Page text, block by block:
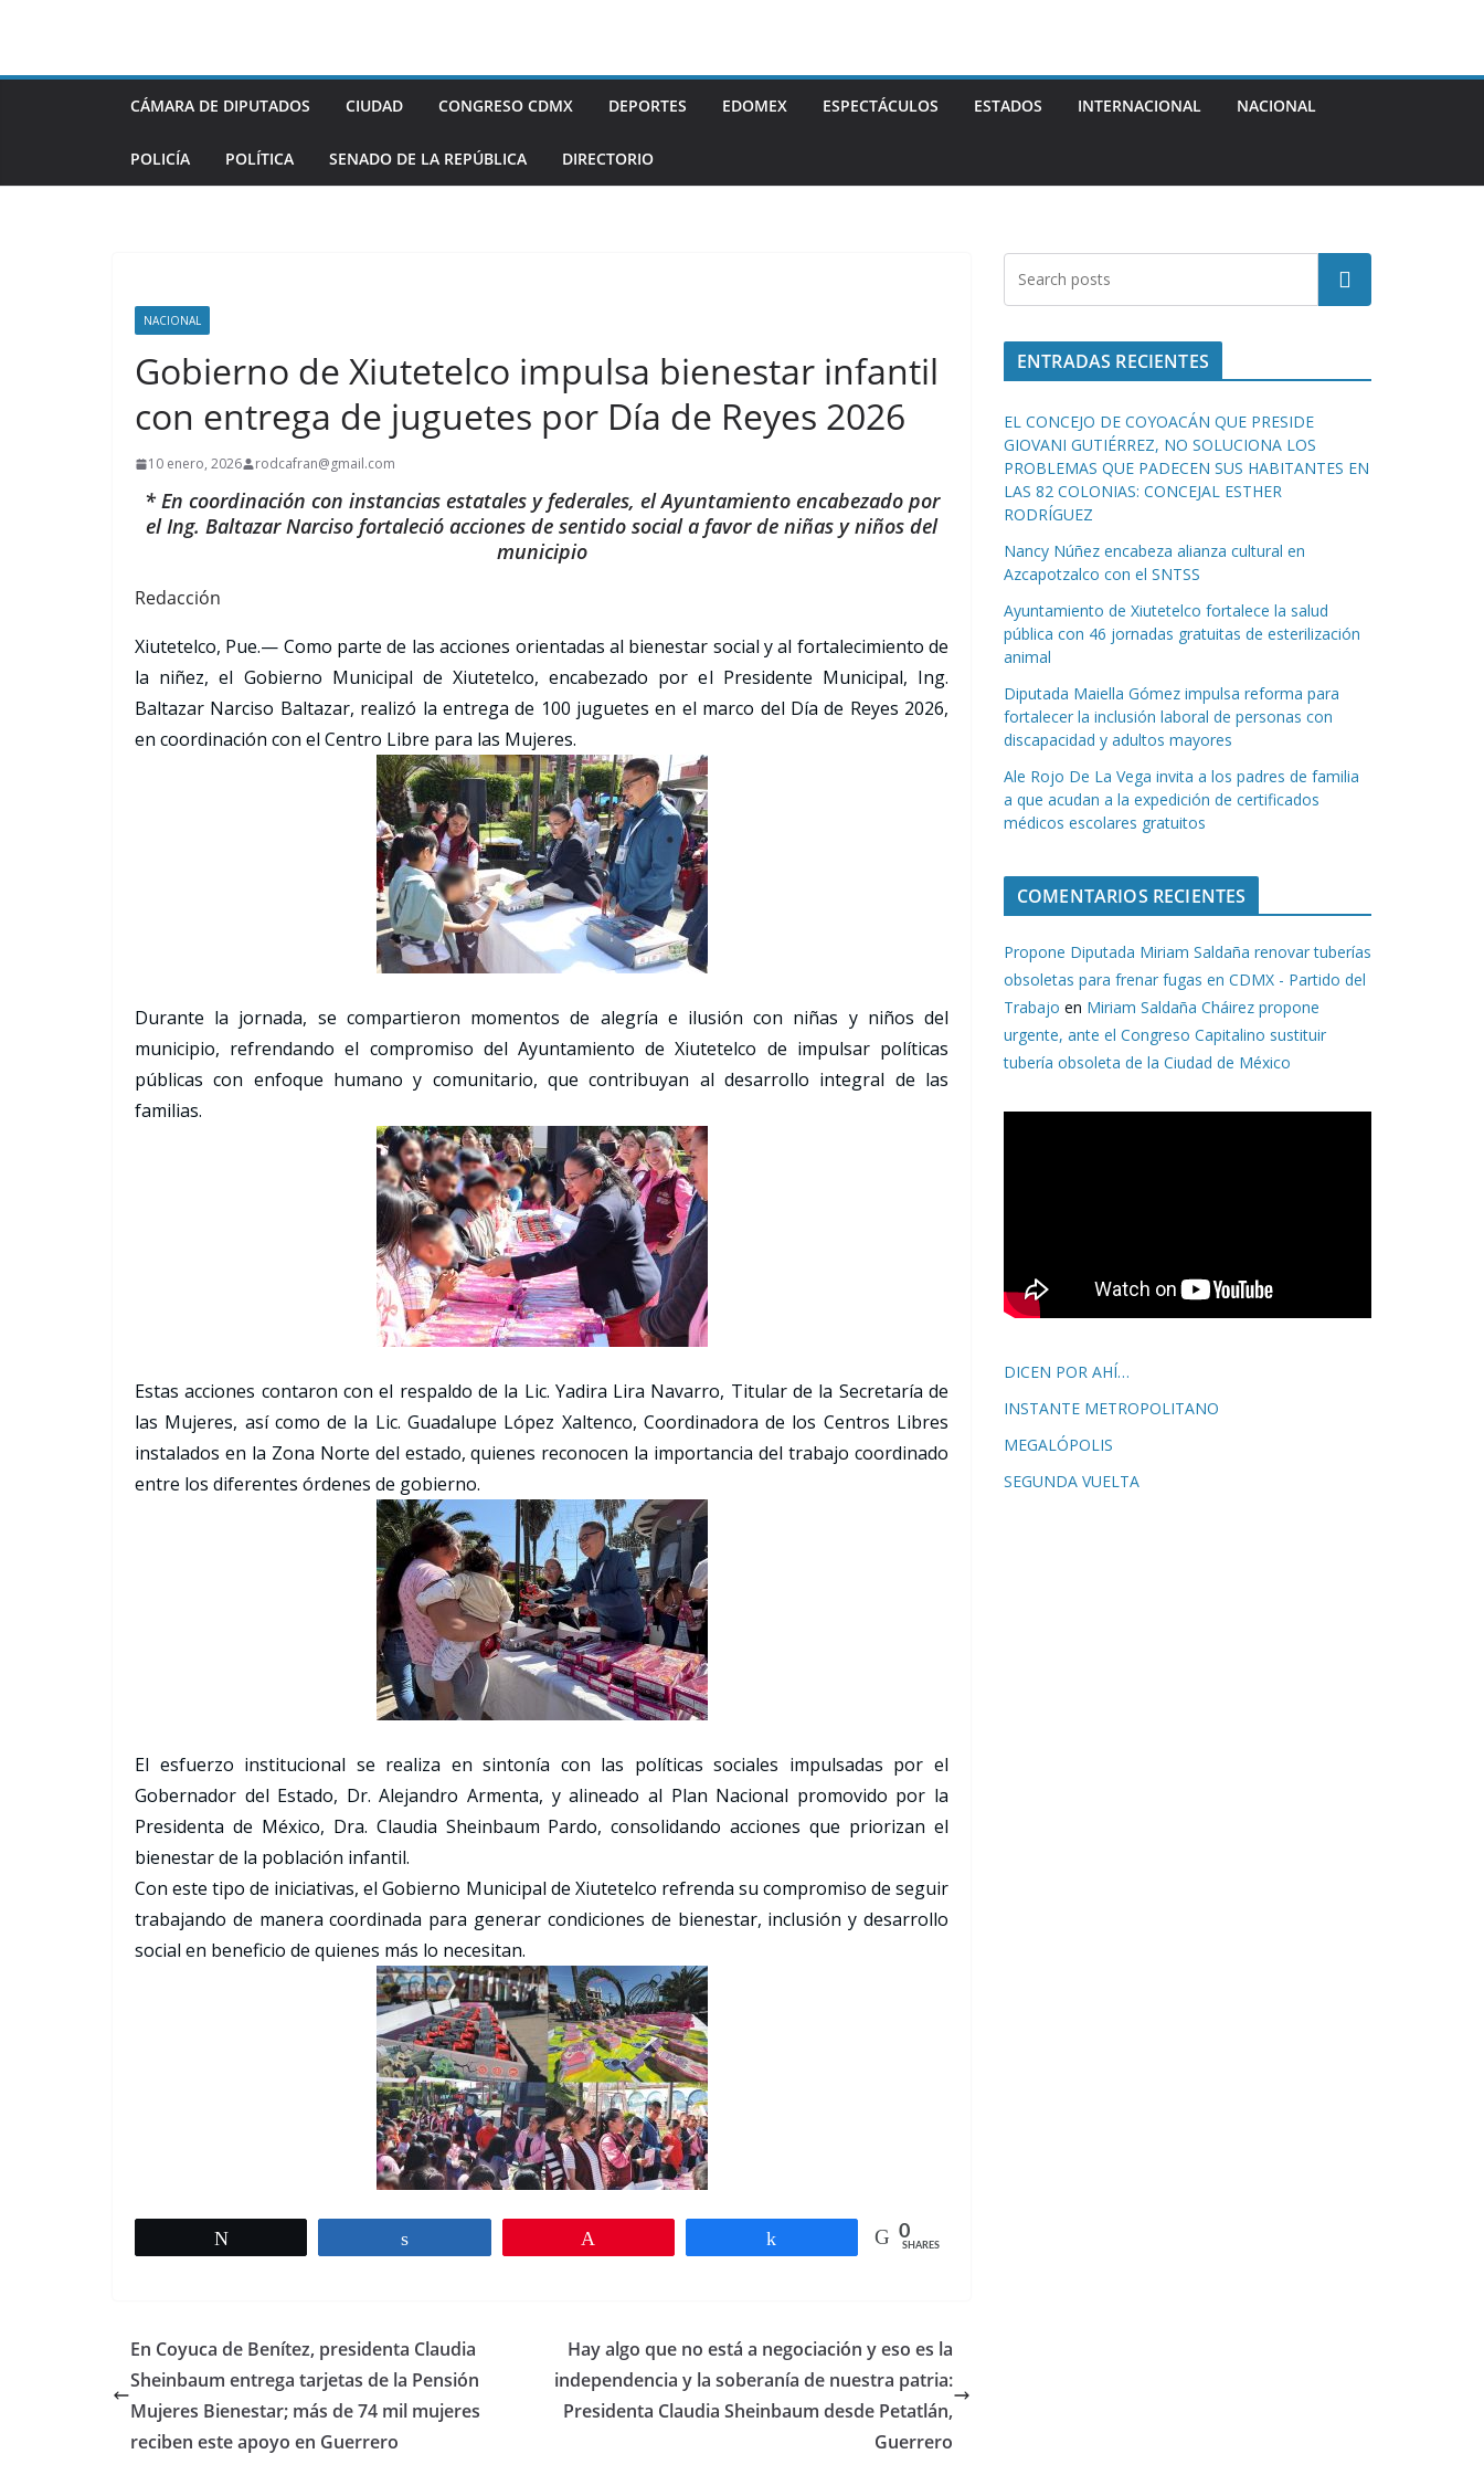
contenido
CÁMARA DE DIPUTADOS CIUDAD CONGRESO CDMX DEPORTES EDOMEX ESPECTÁCULOS ESTADOS INTERNACIONAL NACIONAL
POLICÍA POLÍTICA SENADO DE LA REPÚBLICA DIRECTORIO
NACIONAL
Gobierno de Xiutetelco impulsa bienestar infantil
con entrega de juguetes por Día de Reyes 2026
10 enero, 2026 rodcafran@gmail.com
* En coordinación con instancias estatales y federales, el Ayuntamiento encabezado por
el Ing. Baltazar Narciso fortaleció acciones de sentido social a favor de niñas y niños del
municipio
Redacción
Xiutetelco, Pue.— Como parte de las acciones orientadas al bienestar social y al fortalecimiento de
la niñez, el Gobierno Municipal de Xiutetelco, encabezado por el Presidente Municipal, Ing.
Baltazar Narciso Baltazar, realizó la entrega de 100 juguetes en el marco del Día de Reyes 2026,
en coordinación con el Centro Libre para las Mujeres.
Durante la jornada, se compartieron momentos de alegría e ilusión con niñas y niños del
municipio, refrendando el compromiso del Ayuntamiento de Xiutetelco de impulsar políticas
públicas con enfoque humano y comunitario, que contribuyan al desarrollo integral de las
familias.
Estas acciones contaron con el respaldo de la Lic. Yadira Lira Navarro, Titular de la Secretaría de
las Mujeres, así como de la Lic. Guadalupe López Xaltenco, Coordinadora de los Centros Libres
instalados en la Zona Norte del estado, quienes reconocen la importancia del trabajo coordinado
entre los diferentes órdenes de gobierno.
El esfuerzo institucional se realiza en sintonía con las políticas sociales impulsadas por el
Gobernador del Estado, Dr. Alejandro Armenta, y alineado al Plan Nacional promovido por la
Presidenta de México, Dra. Claudia Sheinbaum Pardo, consolidando acciones que priorizan el
bienestar de la población infantil.
Con este tipo de iniciativas, el Gobierno Municipal de Xiutetelco refrenda su compromiso de seguir
trabajando de manera coordinada para generar condiciones de bienestar, inclusión y desarrollo
social en beneficio de quienes más lo necesitan.
0
SHARES
En Coyuca de Benítez, presidenta Claudia
Sheinbaum entrega tarjetas de la Pensión
Mujeres Bienestar; más de 74 mil mujeres
reciben este apoyo en Guerrero
Hay algo que no está a negociación y eso es la
independencia y la soberanía de nuestra patria:
Presidenta Claudia Sheinbaum desde Petatlán,
Guerrero
Buscar
ENTRADAS RECIENTES
EL CONCEJO DE COYOACÁN QUE PRESIDE
GIOVANI GUTIÉRREZ, NO SOLUCIONA LOS
PROBLEMAS QUE PADECEN SUS HABITANTES EN
LAS 82 COLONIAS: CONCEJAL ESTHER
RODRÍGUEZ
Nancy Núñez encabeza alianza cultural en
Azcapotzalco con el SNTSS
Ayuntamiento de Xiutetelco fortalece la salud
pública con 46 jornadas gratuitas de esterilización
animal
Diputada Maiella Gómez impulsa reforma para
fortalecer la inclusión laboral de personas con
discapacidad y adultos mayores
Ale Rojo De La Vega invita a los padres de familia
a que acudan a la expedición de certificados
médicos escolares gratuitos
COMENTARIOS RECIENTES
Propone Diputada Miriam Saldaña renovar tuberías
obsoletas para frenar fugas en CDMX - Partido del
Trabajo en Miriam Saldaña Cháirez propone
urgente, ante el Congreso Capitalino sustituir
tubería obsoleta de la Ciudad de México
DICEN POR AHÍ…
INSTANTE METROPOLITANO
MEGALÓPOLIS
SEGUNDA VUELTA